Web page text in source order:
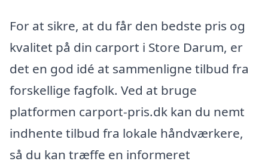
For at sikre, at du får den bedste pris og
kvalitet på din carport i Store Darum, er
det en god idé at sammenligne tilbud fra
forskellige fagfolk. Ved at bruge
platformen carport-pris.dk kan du nemt
indhente tilbud fra lokale håndværkere,
så du kan træffe en informeret